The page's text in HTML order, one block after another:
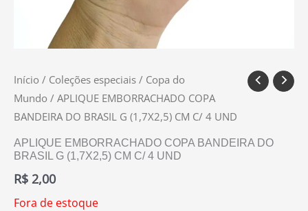
Início / Coleções especiais / Copa do
Mundo / APLIQUE EMBORRACHADO COPA
BANDEIRA DO BRASIL G (1,7X2,5) CM C/ 4 UND
APLIQUE EMBORRACHADO COPA BANDEIRA DO
BRASIL G (1,7X2,5) CM C/ 4 UND
R$ 2,00
Fora de estoque